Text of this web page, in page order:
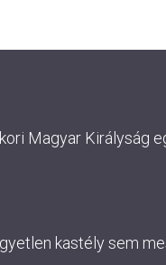
Magyar Királyság
kastély sem